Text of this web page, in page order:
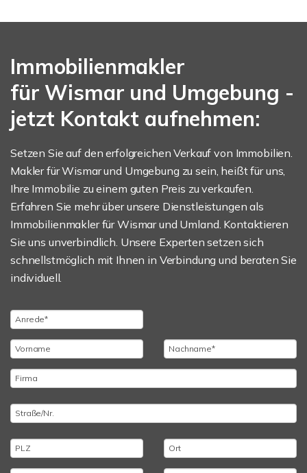
Immobilienmakler
für Wismar und Umgebung -
jetzt Kontakt aufnehmen:
Setzen Sie auf den erfolgreichen Verkauf von Immobilien.
Makler für Wismar und Umgebung zu sein, heißt für uns,
Ihre Immobilie zu einem guten Preis zu verkaufen.
Erfahren Sie mehr über unsere Dienstleistungen als
Immobilienmakler für Wismar und Umland. Kontaktieren
Sie uns unverbindlich. Unsere Experten setzen sich
schnellstmöglich mit Ihnen in Verbindung und beraten Sie
individuell.